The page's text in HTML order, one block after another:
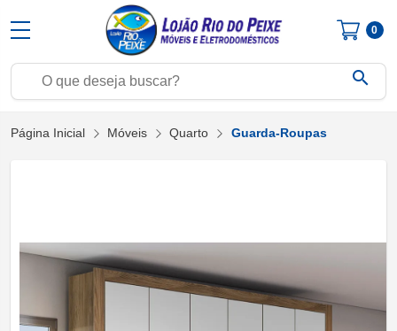
search
0
Página Inicial Móveis Quarto Guarda-Roupas